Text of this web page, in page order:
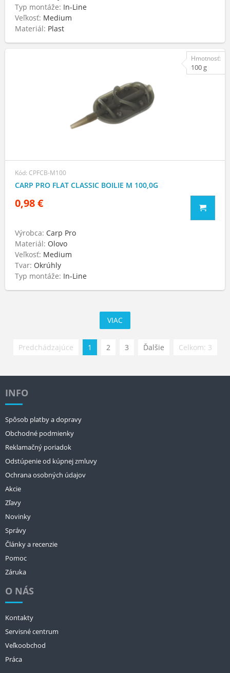
Typ montáže: In-Line
Veľkosť: Medium
Materiál: Plast
Kód: CPFCB-M100
CARP PRO FLAT CLASSIC BOILIE M 100,0G
0,98 €
Výrobca: Carp Pro
Materiál: Olovo
Veľkosť: Medium
Tvar: Okrúhly
Typ montáže: In-Line
Hmotnosť:
100 g
VIAC
Predchádzajúce 1 2 3 Ďalšie Celkom: 3
INFO
Spôsob platby a dopravy
Obchodné podmienky
Reklamačný poriadok
Odstúpenie od kúpnej zmluvy
Ochrana osobných údajov
Akcie
Zľavy
Novinky
Správy
Články a recenzie
Pomoc
Záruka
O NÁS
Kontakty
Servisné centrum
Veľkoobchod
Práca